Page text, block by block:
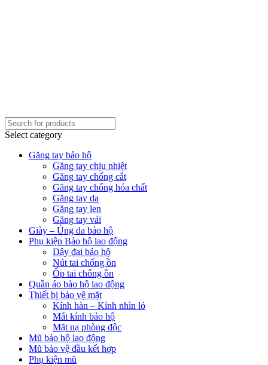
Select category
Găng tay bảo hộ
Găng tay chịu nhiệt
Găng tay chống cắt
Găng tay chống hóa chất
Găng tay da
Găng tay len
Găng tay vải
Giày – Ủng da bảo hộ
Phụ kiện Bảo hộ lao động
Dây đai bảo hộ
Nút tai chống ồn
Ốp tai chống ồn
Quần áo bảo hộ lao động
Thiết bị bảo vệ mặt
Kính hàn – Kính nhìn ló
Mắt kính bảo hộ
Mặt nạ phòng độc
Mũ bảo hộ lao động
Mũ bảo vệ đầu kết hợp
Phụ kiện mũ